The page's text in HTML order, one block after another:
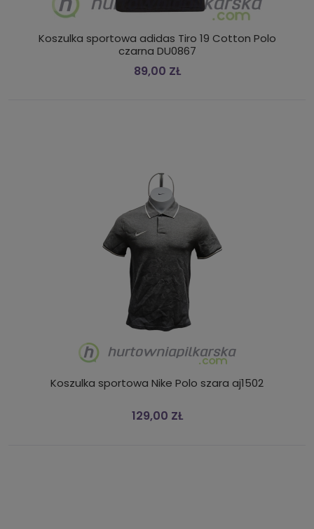
Koszulka sportowa adidas Tiro 19 Cotton Polo
czarna DU0867
89,00 ZŁ
Koszulka sportowa Nike Polo szara aj1502
129,00 ZŁ